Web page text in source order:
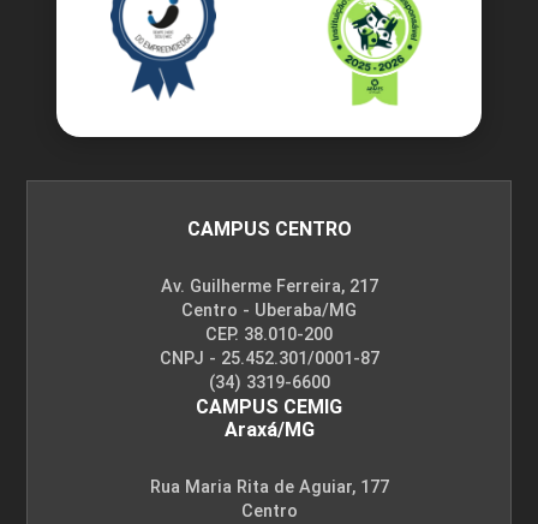
CAMPUS CENTRO
Av. Guilherme Ferreira, 217
Centro - Uberaba/MG
CEP. 38.010-200
CNPJ - 25.452.301/0001-87
(34) 3319-6600
CAMPUS CEMIG
Araxá/MG
Rua Maria Rita de Aguiar, 177
Centro